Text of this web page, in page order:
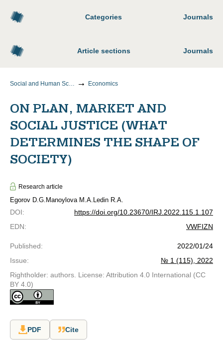
Categories Journals
Article sections Journals
Social and Human Sciences Economics
ON PLAN, MARKET AND
SOCIAL JUSTICE (WHAT
DETERMINES THE SHAPE OF
SOCIETY)
Research article
Egorov D.G. Manoylova M.A. Ledin R.A.
DOI:
https://doi.org/10.23670/IRJ.2022.115.1.107
EDN: VWFIZN
Published:
2022/01/24
Issue:
№ 1 (115), 2022
Rightholder: authors. License: Attribution 4.0 International (CC
BY 4.0)
PDF Cite